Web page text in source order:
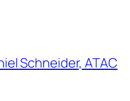
Schneider, ATAC